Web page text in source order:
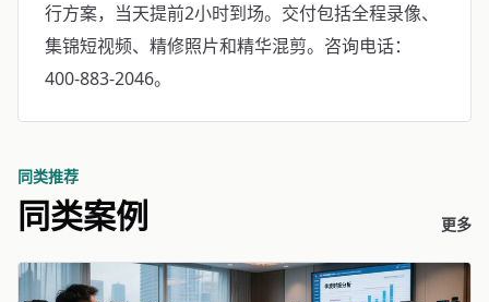
行方案，当天提前2小时到场。交付包括全程录像、
集锦短视频、精修照片和精华混剪。咨询电话：
400-883-2046。
同类推荐
同类案例 更多